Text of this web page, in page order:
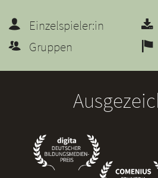
Einzelspieler:in
Gruppen